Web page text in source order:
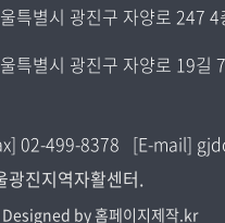
특별시 광진구 자양로 247 4
특별시 광진구 자양로 19길
02-499-8378 [E-mail]
진지역자활센터.
Designed by 홈페이지제작.kr